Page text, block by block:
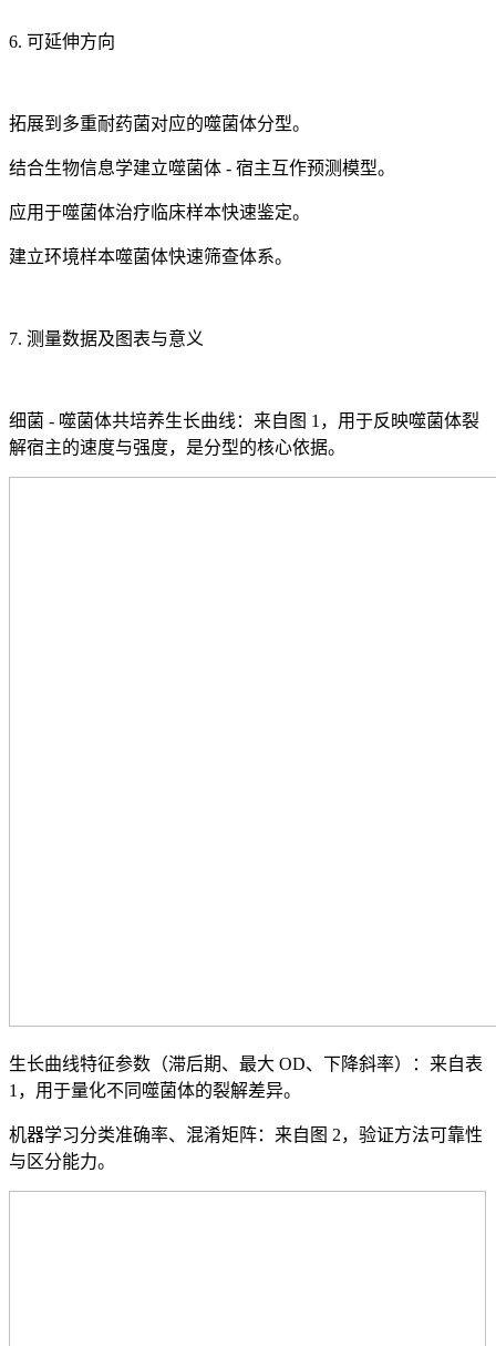
6. 可延伸方向
拓展到多重耐药菌对应的噬菌体分型。
结合生物信息学建立噬菌体 - 宿主互作预测模型。
应用于噬菌体治疗临床样本快速鉴定。
建立环境样本噬菌体快速筛查体系。
7. 测量数据及图表与意义
细菌 - 噬菌体共培养生长曲线：来自图 1，用于反映噬菌体裂
解宿主的速度与强度，是分型的核心依据。
生长曲线特征参数（滞后期、最大 OD、下降斜率）：来自表
1，用于量化不同噬菌体的裂解差异。
机器学习分类准确率、混淆矩阵：来自图 2，验证方法可靠性
与区分能力。